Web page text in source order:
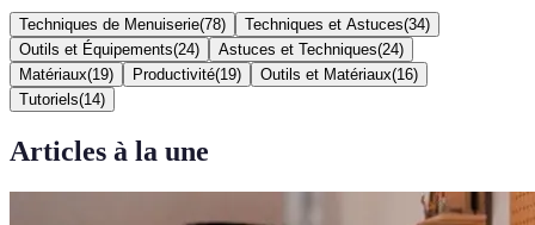
Techniques de Menuiserie(78) Techniques et Astuces(34)
Outils et Équipements(24) Astuces et Techniques(24)
Matériaux(19) Productivité(19) Outils et Matériaux(16)
Tutoriels(14)
Articles à la une